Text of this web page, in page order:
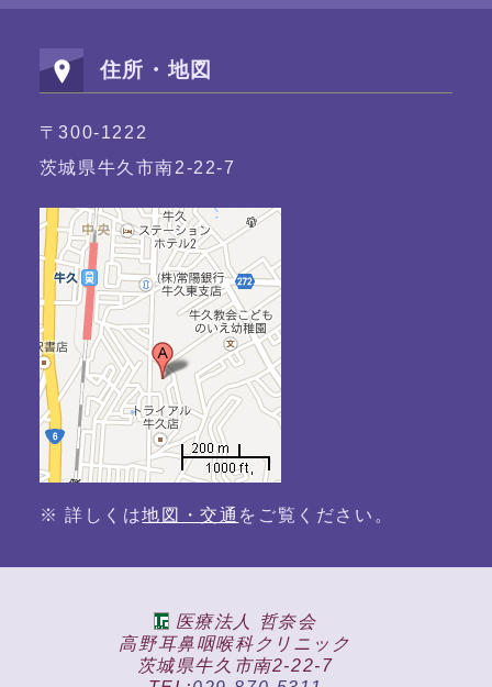
住所・地図
〒300-1222
茨城県牛久市南2-22-7
※ 詳しくは地図・交通 をご覧ください。
医療法人 哲奈会
高野耳鼻咽喉科クリニック
茨城県牛久市南2-22-7